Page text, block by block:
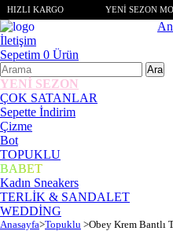
HIZLI KARGO YENİ SEZON
İletişim
Sepetim 0 Ürün
YENİ SEZON
ÇOK SATANLAR
Sepette İndirim
Çizme
Bot
TOPUKLU
BABET
Kadın Sneakers
TERLİK & SANDALET
WEDDİNG
Anasayfa>Topuklu >Obey Krem Bantlı